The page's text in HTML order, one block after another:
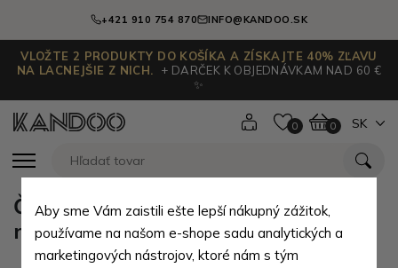
+421 910 754 870 INFO@KANDOO.SK
VLOŽTE 2 PRODUKTY DO KOŠÍKA A ZÍSKAJTE 40% ZĽAVU
NA LACNEJŠIE Z NICH.
+ DARČEK K OBJEDNÁVKAM NAD 60 €
✨
0 0 SK
Čierny praktický obojstranný 2v1
nákupný kabelkový set Samira
Aby sme Vám zaistili ešte lepší nákupný zážitok,
používame na našom e-shope sadu analytických a
marketingových nástrojov, ktoré nám s tým